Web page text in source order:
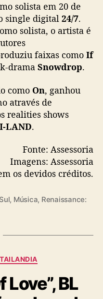
solista em 20 de
single digital 24/7.
solista, o artista é
faixas como If
drama Snowdrop.
como On, ganhou
através de
realities shows
I-LAND.
Fonte: Assessoria
Imagens: Assessoria
os devidos créditos.
, Música, Renaissance:
BL